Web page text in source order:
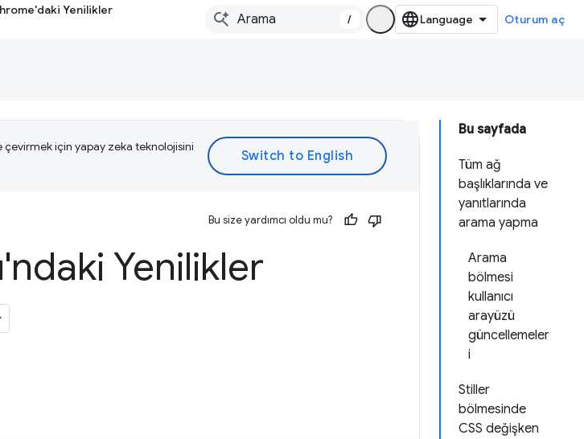
Yenilikler
/ Oturum aç
Bu sayfada
Tüm ağ
başlıklarında ve
yanıtlarında
arama yapma
Arama
bölmesi
kullanıcı
arayüzü
güncellemeler
i
Stiller
bölmesinde
CSS değişken
için yapay zeka teknolojisini
Bu size yardımcı oldu mu?
Yenilikler